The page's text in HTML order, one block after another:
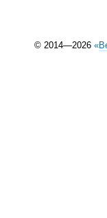
© 2014—2026 «